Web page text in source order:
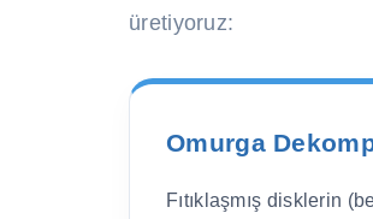
üretiyoruz:
Omurga
Fıtıklaşmış disklerin